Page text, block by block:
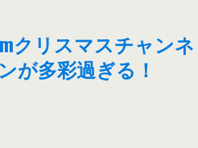
クリスマスチャンネ
が多彩過ぎる！